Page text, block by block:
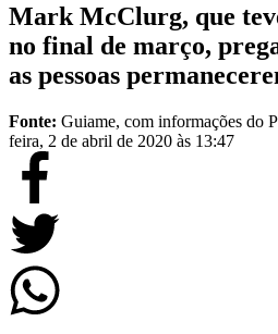
Mark McClurg, que
no final de março,
as pessoas
Fonte: Guiame, com informações do
feira, 2 de abril de 2020 às 13:47